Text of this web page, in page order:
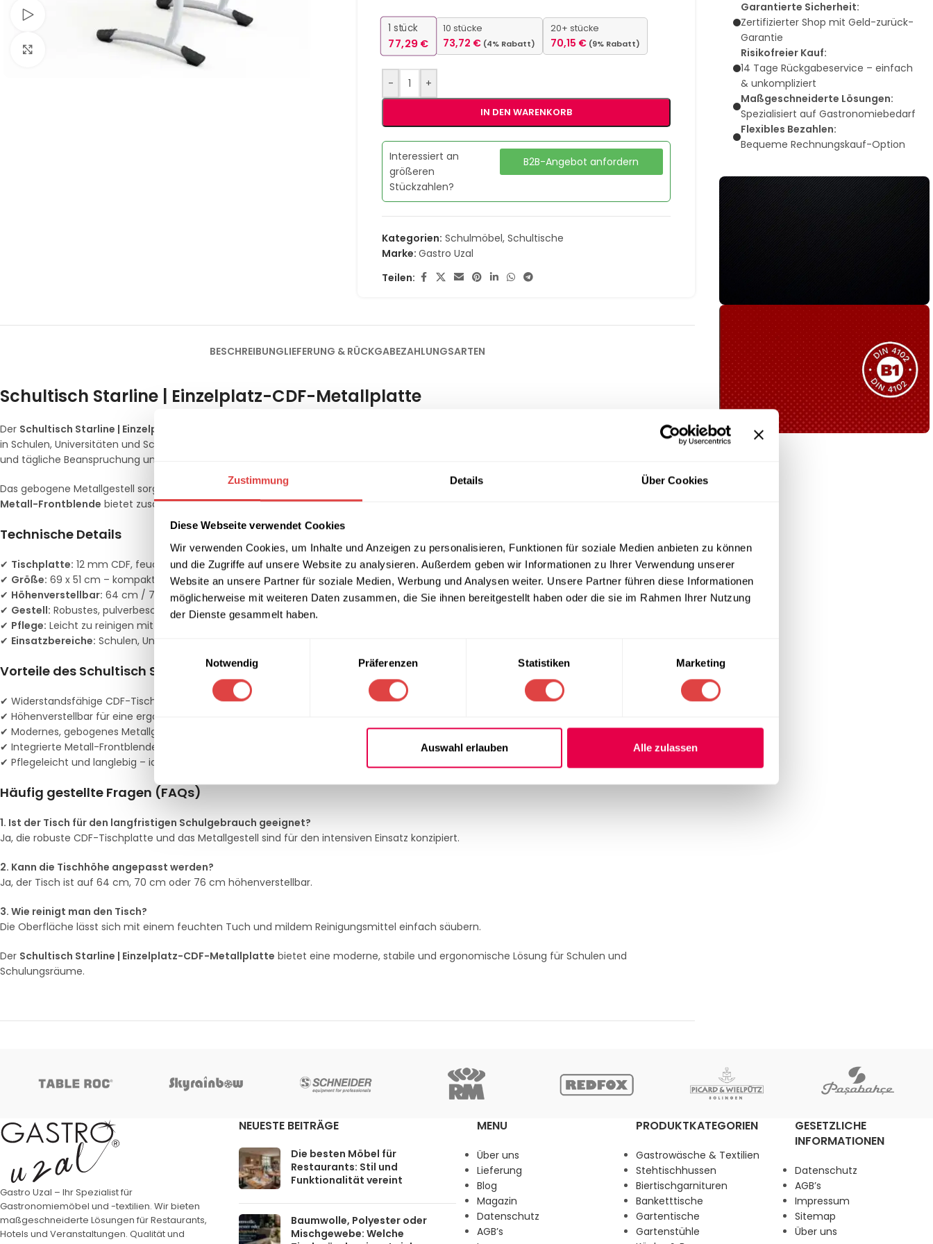
Zustimmung Details Über Cookies
Diese Webseite verwendet Cookies
Wir verwenden Cookies, um Inhalte und Anzeigen zu personalisieren, Funktionen für soziale Medien anbieten zu können
und die Zugriffe auf unsere Website zu analysieren. Außerdem geben wir Informationen zu Ihrer Verwendung unserer
Website an unsere Partner für soziale Medien, Werbung und Analysen weiter. Unsere Partner führen diese Informationen
möglicherweise mit weiteren Daten zusammen, die Sie ihnen bereitgestellt haben oder die sie im Rahmen Ihrer Nutzung
der Dienste gesammelt haben.
Einwilligungsauswahl
Notwendig
Präferenzen Statistiken Marketing
Auswahl erlauben Alle zulassen
Klick zum Vergrößern
1 stück
77,29€
10 stücke
73,72 € (4% Rabatt)
20+ stücke
70,15 € (9% Rabatt)
- +
IN DEN WARENKORB
Interessiert an
größeren
Stückzahlen?
B2B-Angebot anfordern
Kategorien: Schulmöbel, Schultische
Marke:Gastro Uzal
Teilen:
BESCHREIBUNGLIEFERUNG & RÜCKGABEZAHLUNGSARTEN
Schultisch Starline | Einzelplatz-CDF-Metallplatte
Der Schultisch Starline | Einzelplatz-CDF-Metallplatte
kombiniert modernes Design mit hoher Funktionalität und ist perfekt für den Einsatz
in Schulen, Universitäten und Schulungsräumen geeignet. Die
ist widerstandsfähig gegen Kratzer, Feuchtigkeit
und tägliche Beanspruchung und bietet eine langlebige und pflegeleichte Oberfläche.
Das gebogene Metallgestell sorgt nicht nur für Stabilität, sondern verleiht dem Tisch auch eine moderne und elegante Optik. Die
integrierte
Metall-Frontblende bietet zusätzlichen Schutz und Privatsphäre beim Arbeiten und Lernen.
Technische Details
✔ Tischplatte: 12 mm CDF, feuchtigkeits- und kratzfest
✔ Größe: 69 x 51 cm – kompakt und platzsparend
✔ Höhenverstellbar: 64 cm / 70 cm / 76 cm für ergonomische Anpassung
✔ Gestell: Robustes, pulverbeschichtetes Metall mit Metall-Frontblende
✔ Pflege: Leicht zu reinigen mit einem feuchten Tuch
✔ Einsatzbereiche: Schulen, Universitäten, Schulungsräume
Vorteile des Schultisch Starline | Einzelplatz-CDF-Metallplatte
✔ Widerstandsfähige CDF-Tischplatte für eine lange Lebensdauer
✔ Höhenverstellbar für eine ergonomische Sitzhaltung
✔ Modernes, gebogenes Metallgestell für ein elegantes Design
✔ Integrierte Metall-Frontblende für zusätzlichen Schutz
✔ Pflegeleicht und langlebig – ideal für den täglichen Einsatz im Bildungsbereich
Häufig gestellte Fragen (FAQs)
1. Ist der Tisch für den langfristigen Schulgebrauch geeignet?
Ja, die robuste CDF-Tischplatte und das Metallgestell sind für den intensiven Einsatz konzipiert.
2. Kann die Tischhöhe angepasst werden?
Ja, der Tisch ist auf 64 cm, 70 cm oder 76 cm höhenverstellbar.
3. Wie reinigt man den Tisch?
Die Oberfläche lässt sich mit einem feuchten Tuch und mildem Reinigungsmittel einfach säubern.
Der Schultisch Starline | Einzelplatz-CDF-Metallplatte bietet eine moderne, stabile und ergonomische Lösung für Schulen und
Schulungsräume.
Garantierte Sicherheit:
Zertifizierter Shop mit Geld-zurück-
Garantie
Risikofreier Kauf:
14 Tage Rückgabeservice – einfach
& unkompliziert
Maßgeschneiderte Lösungen:
Spezialisiert auf Gastronomiebedarf
Flexibles Bezahlen:
Bequeme Rechnungskauf-Option
Sie haben nicht das passende
Produkt gefunden?
Wir helfen Ihnen gerne weiter!
Gastro Uzal – Ihr Spezialist für
Gastronomiemöbel und -textilien. Wir bieten
maßgeschneiderte Lösungen für Restaurants,
Hotels und Veranstaltungen. Qualität und
NEUESTE BEITRÄGE
Die besten Möbel für
Restaurants: Stil und
Funktionalität vereint
Baumwolle, Polyester oder
Mischgewebe: Welche
MENU
Über uns
Lieferung
Blog
Magazin
Datenschutz
AGB’s
PRODUKTKATEGORIEN
Gastrowäsche & Textilien
Stehtischhussen
Biertischgarnituren
Banketttische
Gartentische
Gartenstühle
GESETZLICHE
INFORMATIONEN
Datenschutz
AGB’s
Impressum
Sitemap
Über uns